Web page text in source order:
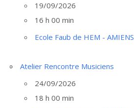
19/09/2026
16 h 00 min
Ecole Faub de HEM - AMIENS
Atelier Rencontre Musiciens
24/09/2026
18 h 00 min